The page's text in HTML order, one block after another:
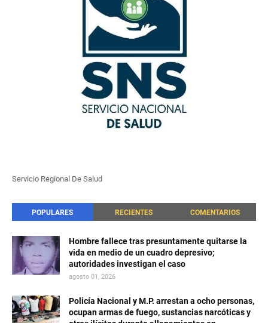
Servicio Regional De Salud
POPULARES RECIENTES COMENTARIOS
Hombre fallece tras presuntamente quitarse la
vida en medio de un cuadro depresivo;
autoridades investigan el caso
agosto 01, 2026
Policía Nacional y M.P. arrestan a ocho personas,
ocupan armas de fuego, sustancias narcóticas y